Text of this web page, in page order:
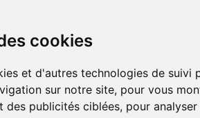
cookies
et d'autres technologies de suivi
sur notre site, pour vous
des publicités ciblées, pour